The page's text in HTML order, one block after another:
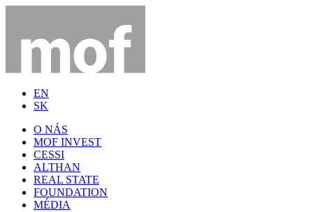
EN
SK
O NÁS
MOF INVEST
CESSI
ALTHAN
REAL STATE
FOUNDATION
MÉDIA